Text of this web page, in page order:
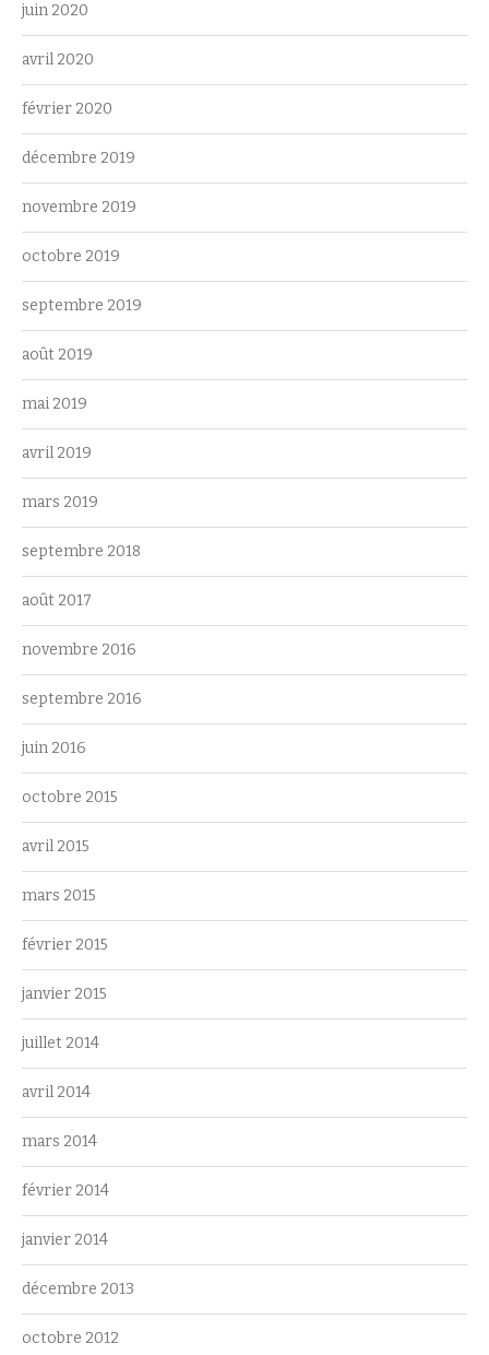
juin 2020
avril 2020
février 2020
décembre 2019
novembre 2019
octobre 2019
septembre 2019
août 2019
mai 2019
avril 2019
mars 2019
septembre 2018
août 2017
novembre 2016
septembre 2016
juin 2016
octobre 2015
avril 2015
mars 2015
février 2015
janvier 2015
juillet 2014
avril 2014
mars 2014
février 2014
janvier 2014
décembre 2013
octobre 2012